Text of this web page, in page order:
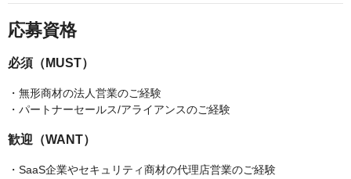
応募資格
必須（MUST）
・無形商材の法人営業のご経験
・パートナーセールス/アライアンスのご経験
歓迎（WANT）
・SaaS企業やセキュリティ商材の代理店営業のご経験